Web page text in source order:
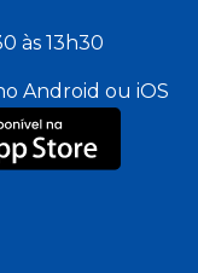
às 13h30
Android ou iOS